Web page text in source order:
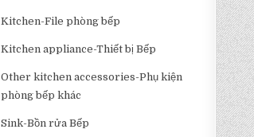
Kitchen-File phòng bếp
Kitchen appliance-Thiết bị Bếp
Other kitchen accessories-Phụ kiện
phòng bếp khác
Sink-Bồn rửa Bếp